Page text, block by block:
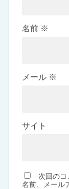
名前 ※
メール ※
サイト
次回の
名前、メール